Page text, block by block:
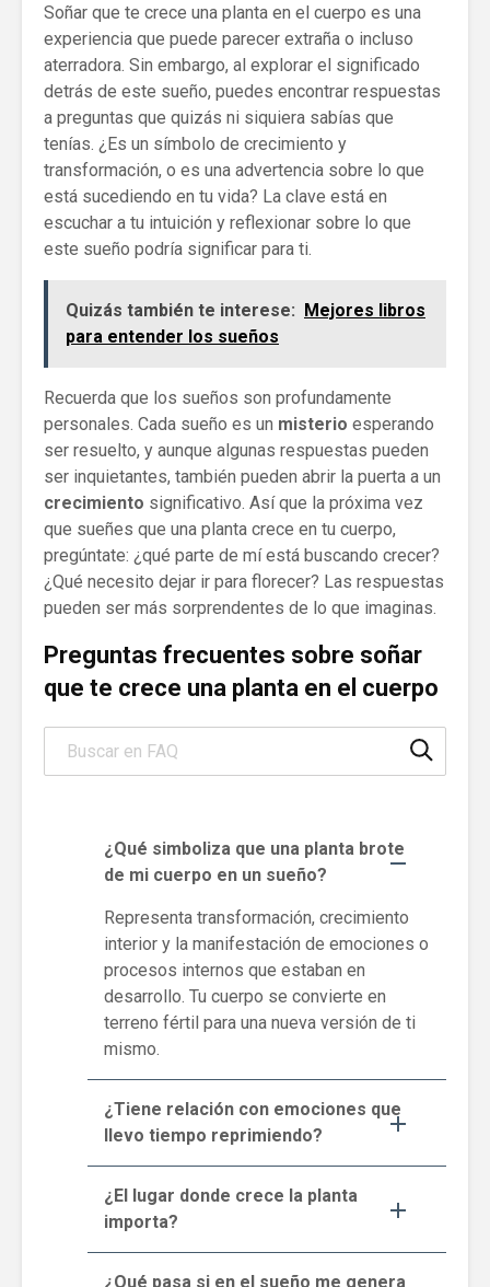
Soñar que te crece una planta en el cuerpo es una
experiencia que puede parecer extraña o incluso
aterradora. Sin embargo, al explorar el significado
detrás de este sueño, puedes encontrar respuestas
a preguntas que quizás ni siquiera sabías que
tenías. ¿Es un símbolo de crecimiento y
transformación, o es una advertencia sobre lo que
está sucediendo en tu vida? La clave está en
escuchar a tu intuición y reflexionar sobre lo que
este sueño podría significar para ti.
Quizás también te interese: Mejores libros
para entender los sueños
Recuerda que los sueños son profundamente
personales. Cada sueño es un misterio esperando
ser resuelto, y aunque algunas respuestas pueden
ser inquietantes, también pueden abrir la puerta a un
crecimiento significativo. Así que la próxima vez
que sueñes que una planta crece en tu cuerpo,
pregúntate: ¿qué parte de mí está buscando crecer?
¿Qué necesito dejar ir para florecer? Las respuestas
pueden ser más sorprendentes de lo que imaginas.
Preguntas frecuentes sobre soñar
que te crece una planta en el cuerpo
Search through FAQ items. Results will update as you type.
¿Qué simboliza que una planta brote
de mi cuerpo en un sueño?
Representa transformación, crecimiento
interior y la manifestación de emociones o
procesos internos que estaban en
desarrollo. Tu cuerpo se convierte en
terreno fértil para una nueva versión de ti
mismo.
¿Tiene relación con emociones que
llevo tiempo reprimiendo?
¿El lugar donde crece la planta
importa?
¿Qué pasa si en el sueño me genera